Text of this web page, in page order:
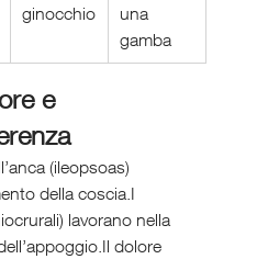
ginocchio
una
gamba
e
(ileopsoas)
della coscia.I
lavorano nella
dolore